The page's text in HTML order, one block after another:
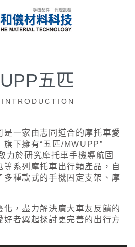
五匹
是一家由志同道合的摩托車愛
下擁有“五匹/MWUPP”
力於研究摩托車手機導航固
等系列摩托車出行類產品，自
多種款式的手機固定支架、摩
化，盡力解決廣大車友反饋的
好者翼起探討更完善的出行方